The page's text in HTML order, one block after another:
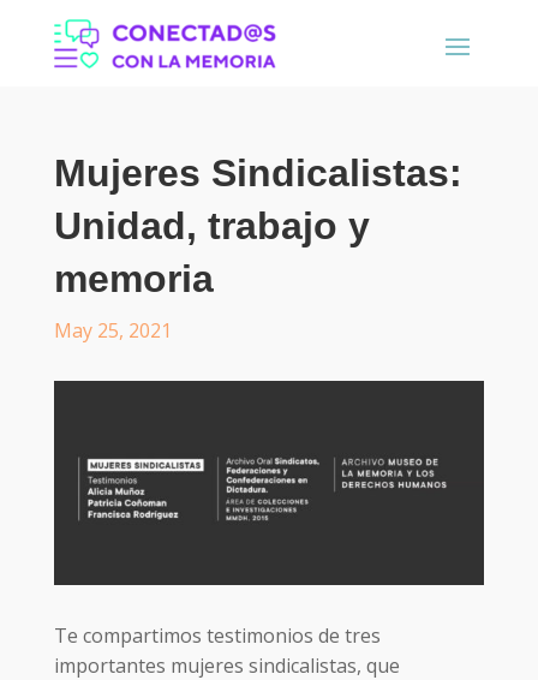
Mujeres Sindicalistas:
Unidad, trabajo y
memoria
May 25, 2021
Te compartimos testimonios de tres
importantes mujeres sindicalistas, que